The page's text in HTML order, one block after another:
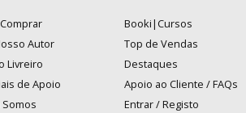
Autor
Livreiro
de Apoio
Booki|Cursos
Top de Vendas
Destaques
Apoio ao Cliente / FAQs
Entrar / Registo